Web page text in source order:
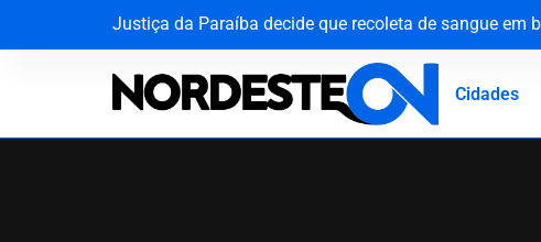
Justiça da Paraíba decide que recoleta de sangue em
Agevisa celebra Dia Nacional da Vigilância Sanitária
Do palco do ‘É o Tchan’ aos canteiros de obras no
O silêncio que ecoa há oito décadas: Hiroshima
Cidades